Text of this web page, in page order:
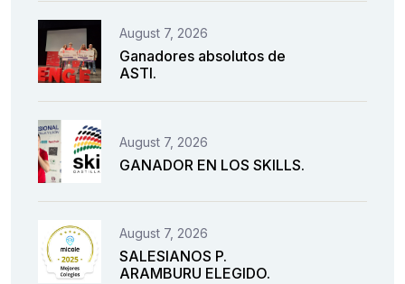
August 7, 2026
Ganadores absolutos de
ASTI.
August 7, 2026
GANADOR EN LOS SKILLS.
August 7, 2026
SALESIANOS P.
ARAMBURU ELEGIDO.